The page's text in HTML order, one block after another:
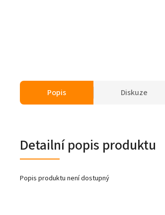
Popis Diskuze
Detailní popis produktu
Popis produktu není dostupný